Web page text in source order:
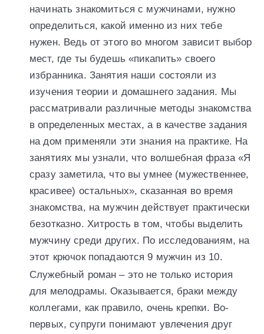
начинать знакомиться с мужчинами, нужно
определиться, какой именно из них тебе
нужен. Ведь от этого во многом зависит выбор
мест, где ты будешь «пикапить» своего
избранника. Занятия наши состояли из
изучения теории и домашнего задания. Мы
рассматривали различные методы знакомства
в определенных местах, а в качестве задания
на дом применяли эти знания на практике. На
занятиях мы узнали, что волшебная фраза «Я
сразу заметила, что вы умнее (мужественнее,
красивее) остальных», сказанная во время
знакомства, на мужчин действует практически
безотказно. Хитрость в том, чтобы выделить
мужчину среди других. По исследованиям, на
этот крючок попадаются 9 мужчин из 10.
Служебный роман – это не только история
для мелодрамы. Оказывается, браки между
коллегами, как правило, очень крепки. Во-
первых, супруги понимают увлечения друг